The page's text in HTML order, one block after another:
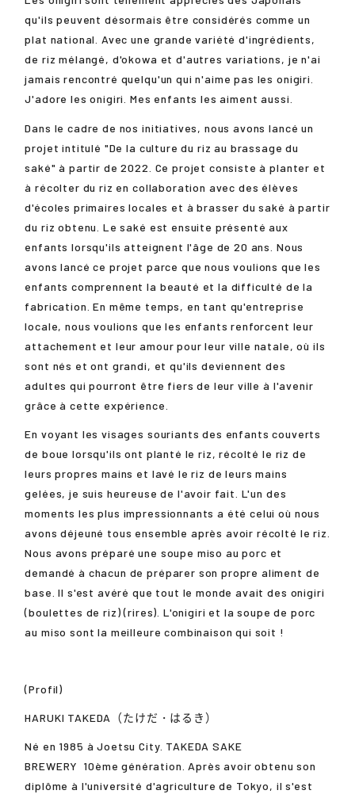
qu'ils peuvent désormais être considérés comme un
plat national. Avec une grande variété d'ingrédients,
de riz mélangé, d'okowa et d'autres variations, je n'ai
jamais rencontré quelqu'un qui n'aime pas les onigiri.
J'adore les onigiri. Mes enfants les aiment aussi.
Dans le cadre de nos initiatives, nous avons lancé un
projet intitulé "De la culture du riz au brassage du
saké" à partir de 2022. Ce projet consiste à planter et
à récolter du riz en collaboration avec des élèves
d'écoles primaires locales et à brasser du saké à partir
du riz obtenu. Le saké est ensuite présenté aux
enfants lorsqu'ils atteignent l'âge de 20 ans. Nous
avons lancé ce projet parce que nous voulions que les
enfants comprennent la beauté et la difficulté de la
fabrication. En même temps, en tant qu'entreprise
locale, nous voulions que les enfants renforcent leur
attachement et leur amour pour leur ville natale, où ils
sont nés et ont grandi, et qu'ils deviennent des
adultes qui pourront être fiers de leur ville à l'avenir
grâce à cette expérience.
En voyant les visages souriants des enfants couverts
de boue lorsqu'ils ont planté le riz, récolté le riz de
leurs propres mains et lavé le riz de leurs mains
gelées, je suis heureuse de l'avoir fait. L'un des
moments les plus impressionnants a été celui où nous
avons déjeuné tous ensemble après avoir récolté le riz.
Nous avons préparé une soupe miso au porc et
demandé à chacun de préparer son propre aliment de
base. Il s'est avéré que tout le monde avait des onigiri
(boulettes de riz) (rires). L'onigiri et la soupe de porc
au miso sont la meilleure combinaison qui soit !
(Profil)
HARUKI TAKEDA（たけだ・はるき）
Né en 1985 à Joetsu City. TAKEDA SAKE
BREWERY 10ème génération. Après avoir obtenu son
diplôme à l'université d'agriculture de Tokyo, il s'est